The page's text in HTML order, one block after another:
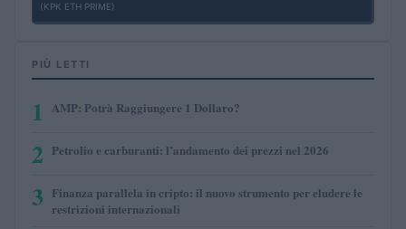
(KPK ETH PRIME)
PIÙ LETTI
1 AMP: Potrà Raggiungere 1 Dollaro?
2 Petrolio e carburanti: l’andamento dei prezzi nel 2026
3 Finanza parallela in cripto: il nuovo strumento per eludere le
restrizioni internazionali